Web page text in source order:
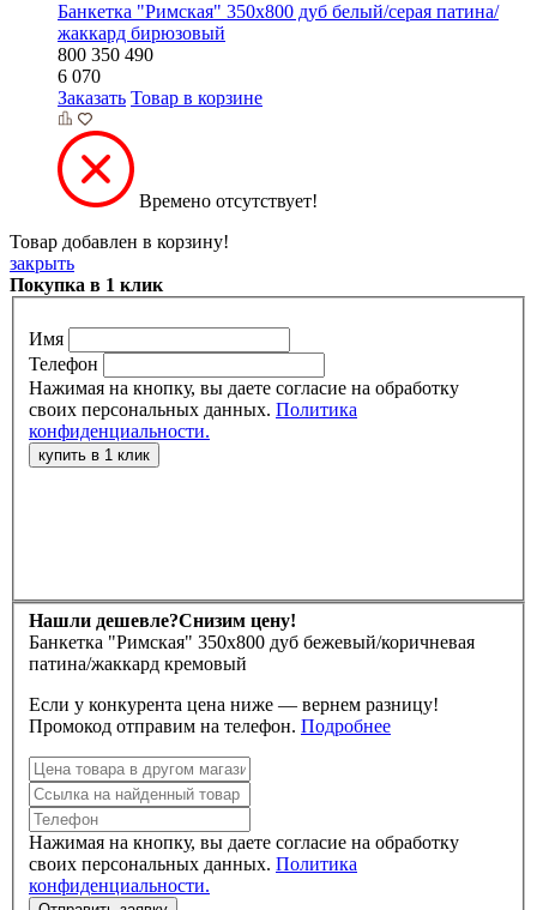
Банкетка "Римская" 350х800 дуб белый/серая патина/
жаккард бирюзовый
800 350 490
6 070
Заказать Товар в корзине
Времено отсутствует!
Товар добавлен в корзину!
закрыть
Покупка в 1 клик
Имя
Телефон
Нажимая на кнопку, вы даете согласие на обработку
своих персональных данных. Политика
конфиденциальности.
Нашли дешевле?Снизим цену!
Банкетка "Римская" 350х800 дуб бежевый/коричневая
патина/жаккард кремовый
Если у конкурента цена ниже — вернем разницу!
Промокод отправим на телефон. Подробнее
Нажимая на кнопку, вы даете согласие на обработку
своих персональных данных. Политика
конфиденциальности.